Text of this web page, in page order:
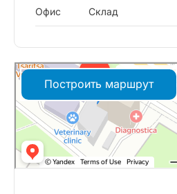
Офис Склад
Построить маршрут